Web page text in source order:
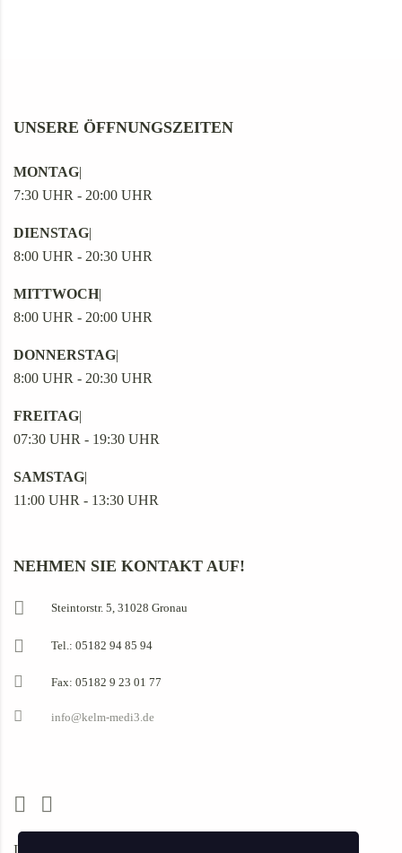
UNSERE ÖFFNUNGSZEITEN
MONTAG|
7:30 UHR - 20:00 UHR
DIENSTAG|
8:00 UHR - 20:30 UHR
MITTWOCH|
8:00 UHR - 20:00 UHR
DONNERSTAG|
8:00 UHR - 20:30 UHR
FREITAG|
07:30 UHR - 19:30 UHR
SAMSTAG|
11:00 UHR - 13:30 UHR
NEHMEN SIE KONTAKT AUF!
Steintorstr. 5, 31028 Gronau
Tel.: 05182 94 85 94
Fax: 05182 9 23 01 77
info@kelm-medi3.de
Impressum